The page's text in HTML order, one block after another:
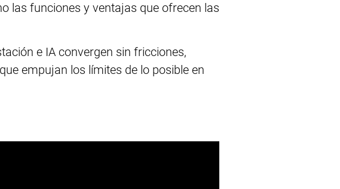
las funciones y ventajas que ofrecen las
e IA convergen sin fricciones,
empujan los límites de lo posible en